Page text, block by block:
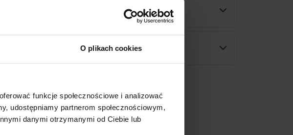
O plikach cookies
funkcje społecznościowe i analizować
udostępniamy partnerom społecznościowym,
danymi otrzymanymi od Ciebie lub
Zapytaj o produkt